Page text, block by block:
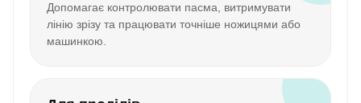
Допомагає контролювати пасма, витримувати
лінію зрізу та працювати точніше ножицями або
машинкою.